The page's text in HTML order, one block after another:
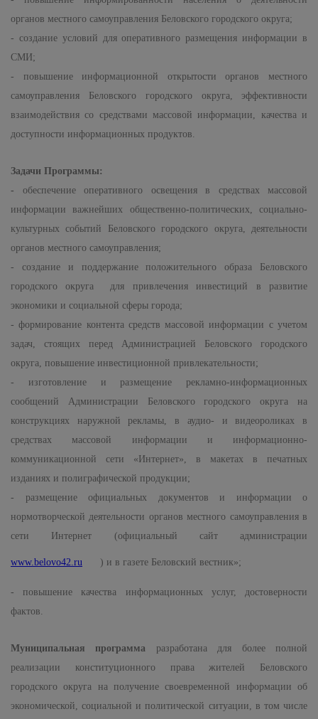
органов местного самоуправления Беловского городского округа;
- создание условий для оперативного размещения информации в
СМИ;
- повышение информационной открытости органов местного
самоуправления Беловского городского округа, эффективности
взаимодействия со средствами массовой информации, качества и
доступности информационных продуктов.
Задачи Программы:
- обеспечение оперативного освещения в средствах массовой
информации важнейших общественно-политических, социально-
культурных событий Беловского городского округа, деятельности
органов местного самоуправления;
- создание и поддержание положительного образа Беловского
городского округа для привлечения инвестиций в развитие
экономики и социальной сферы города;
- формирование контента средств массовой информации с учетом
задач, стоящих перед Администрацией Беловского городского
округа, повышение инвестиционной привлекательности;
- изготовление и размещение рекламно-информационных
сообщений Администрации Беловского городского округа на
конструкциях наружной рекламы, в аудио- и видеороликах в
средствах массовой информации и информационно-
коммуникационной сети «Интернет», в макетах в печатных
изданиях и полиграфической продукции;
- размещение официальных документов и информации о
нормотворческой деятельности органов местного самоуправления в
сети Интернет (официальный сайт администрации
www.belovo42.ru ) и в газете Беловский вестник»;
- повышение качества информационных услуг, достоверности
фактов.
Муниципальная программа разработана для более полной
реализации конституционного права жителей Беловского
городского округа на получение своевременной информации об
экономической, социальной и политической ситуации, в том числе